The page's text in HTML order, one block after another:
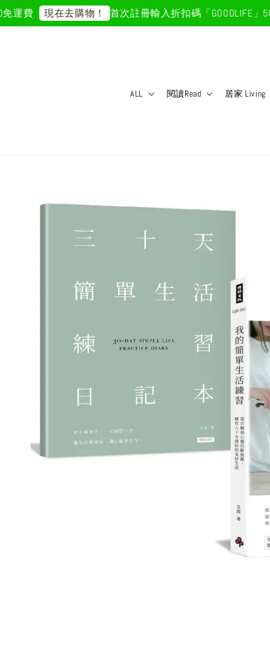
費 現在去購物！ 首次註冊輸入折扣碼「GOODLIFE」50
ALL 閱讀Read 居家 Living